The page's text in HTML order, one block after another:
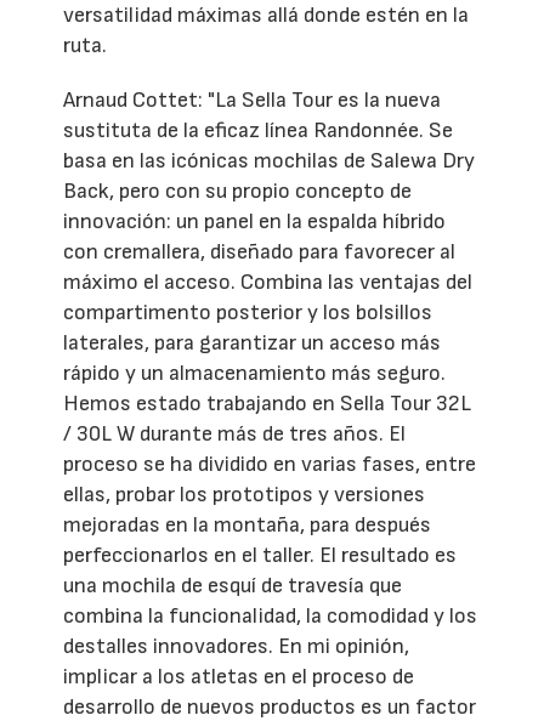
versatilidad máximas allá donde estén en la
ruta.
Arnaud Cottet: "La Sella Tour es la nueva
sustituta de la eficaz línea Randonnée. Se
basa en las icónicas mochilas de Salewa Dry
Back, pero con su propio concepto de
innovación: un panel en la espalda híbrido
con cremallera, diseñado para favorecer al
máximo el acceso. Combina las ventajas del
compartimento posterior y los bolsillos
laterales, para garantizar un acceso más
rápido y un almacenamiento más seguro.
Hemos estado trabajando en Sella Tour 32L
/ 30L W durante más de tres años. El
proceso se ha dividido en varias fases, entre
ellas, probar los prototipos y versiones
mejoradas en la montaña, para después
perfeccionarlos en el taller. El resultado es
una mochila de esquí de travesía que
combina la funcionalidad, la comodidad y los
destalles innovadores. En mi opinión,
implicar a los atletas en el proceso de
desarrollo de nuevos productos es un factor